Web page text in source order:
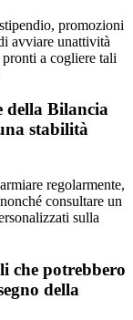
promozioni
avviare unattività
a cogliere tali
della Bilancia
stabilità
regolarmente,
consultare un
sulla
che potrebbero
della